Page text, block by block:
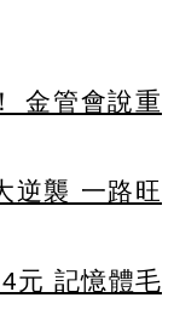
金管會說重
逆襲 一路旺
元 記憶體毛